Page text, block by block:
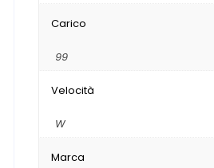
Carico
99
Velocità
W
Marca